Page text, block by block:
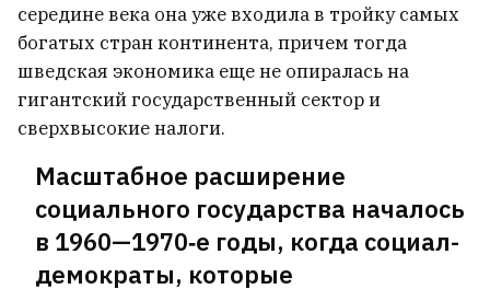
середине века она уже входила в тройку самых
богатых стран континента, причем тогда
шведская экономика еще не опиралась на
гигантский государственный сектор и
сверхвысокие налоги.
Масштабное расширение
социального государства началось
в 1960—1970‑е годы, когда социал-
демократы, которые